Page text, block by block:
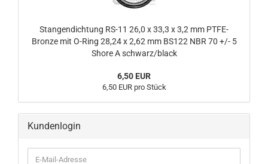
Stangendichtung RS-11 26,0 x 33,3 x 3,2 mm PTFE-
Bronze mit O-Ring 28,24 x 2,62 mm BS122 NBR 70 +/- 5
Shore A schwarz/black
6,50 EUR
6,50 EUR pro Stück
Kundenlogin
E-